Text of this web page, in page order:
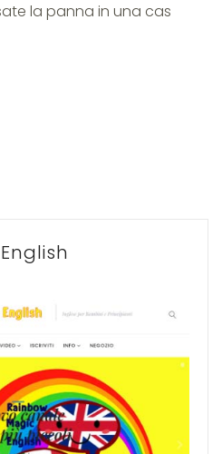
la panna in una cas